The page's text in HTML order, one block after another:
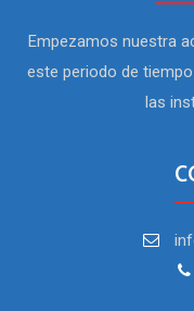
Empezamos nuestra
este periodo de
las